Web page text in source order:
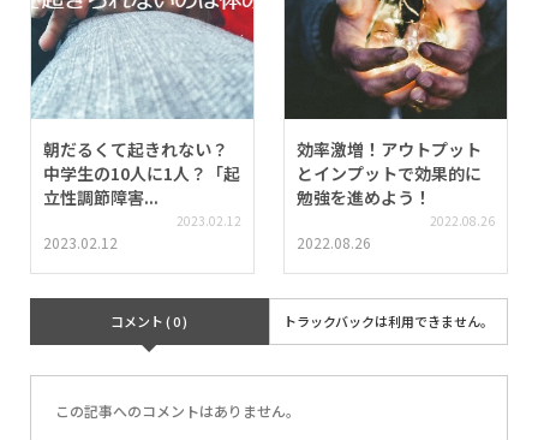
朝だるくて起きれない？
中学生の10人に1人？「起
立性調節障害...
2023.02.12
2023.02.12
効率激増！アウトプット
とインプットで効果的に
勉強を進めよう！
2022.08.26
2022.08.26
コメント ( 0 ) トラックバックは利用できません。
この記事へのコメントはありません。